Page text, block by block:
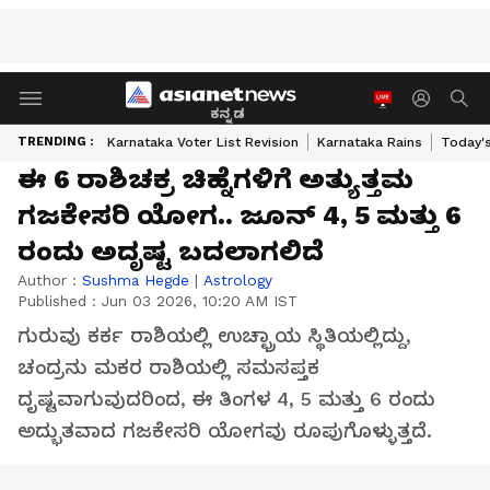
ಕನ್ನಡ
TRENDING : Karnataka Voter List Revision Karnataka Rains
ಈ 6 ರಾಶಿಚಕ್ರ ಚಿಹ್ನೆಗಳಿಗೆ ಅತ್ಯುತ್ತಮ
ಗಜಕೇಸರಿ ಯೋಗ.. ಜೂನ್ 4, 5 ಮತ್ತು 6
ರಂದು ಅದೃಷ್ಟ ಬದಲಾಗಲಿದೆ
Author : Sushma Hegde | Astrology
Published : Jun 03 2026, 10:20 AM IST
ಗುರುವು ಕರ್ಕ ರಾಶಿಯಲ್ಲಿ ಉಚ್ಛ್ರಾಯ ಸ್ಥಿತಿಯಲ್ಲಿದ್ದು,
ಚಂದ್ರನು ಮಕರ ರಾಶಿಯಲ್ಲಿ ಸಮಸಪ್ತಕ
ದೃಷ್ಟವಾಗುವುದರಿಂದ, ಈ ತಿಂಗಳ 4, 5 ಮತ್ತು 6 ರಂದು
ಅದ್ಭುತವಾದ ಗಜಕೇಸರಿ ಯೋಗವು ರೂಪುಗೊಳ್ಳುತ್ತದೆ.